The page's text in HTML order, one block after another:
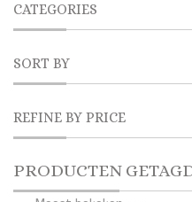
CATEGORIES
SORT BY
REFINE BY PRICE
PRODUCTEN